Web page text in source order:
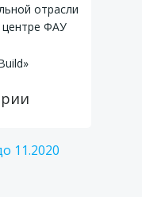
отрасли
ФАУ
11.2020